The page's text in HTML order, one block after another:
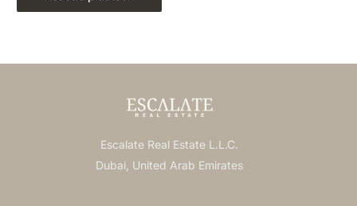
Escalate Real Estate L.L.C.
Dubai, United Arab Emirates